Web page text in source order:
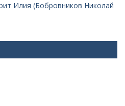
Илия (Бобровников Николай